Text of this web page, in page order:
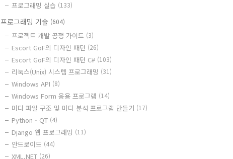
프로그래밍 실습 (133)
프로그래밍 기술 (604)
프로젝트 개발 공정 가이드 (3)
Escort GoF의 디자인 패턴 (26)
Escort GoF의 디자인 패턴 C# (103)
리눅스(Unix) 시스템 프로그래밍 (31)
Windows API (8)
Windows Form 응용 프로그램 (14)
미디 파일 구조 및 미디 분석 프로그램 만들기 (17)
Python - QT (4)
Django 웹 프로그래밍 (11)
안드로이드 (44)
XML.NET (26)